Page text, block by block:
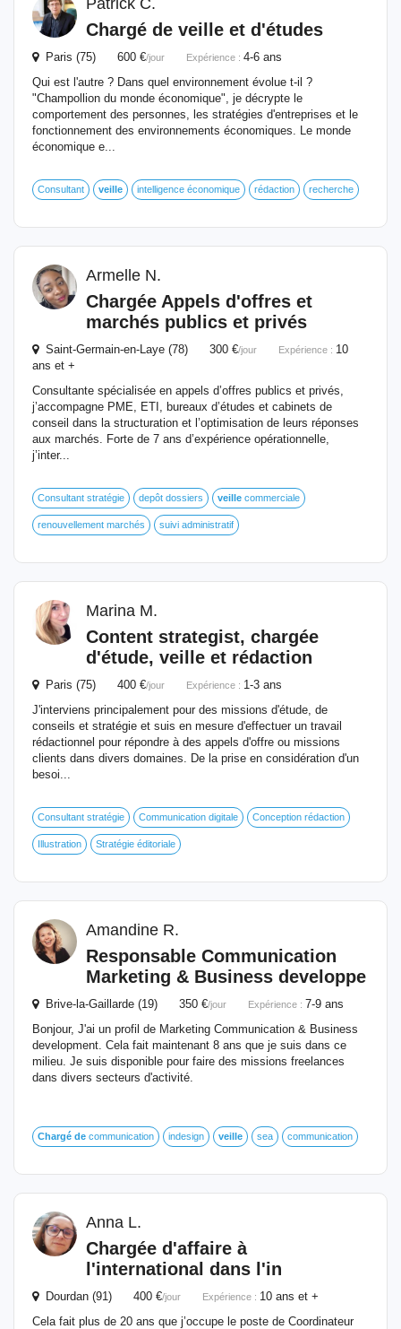
Patrick C.
Chargé de veille et d'études
Paris (75) 600 €/jour Expérience : 4-6 ans
Qui est l'autre ? Dans quel environnement évolue t-il ?
"Champollion du monde économique", je décrypte le
comportement des personnes, les stratégies d'entreprises et le
fonctionnement des environnements économiques. Le monde
économique e...
Consultant veille intelligence économique rédaction recherche
Armelle N.
Chargée Appels d'offres et
marchés publics et privés
Saint-Germain-en-Laye (78) 300 €/jour Expérience : 10
ans et +
Consultante spécialisée en appels d’offres publics et privés,
j’accompagne PME, ETI, bureaux d’études et cabinets de
conseil dans la structuration et l’optimisation de leurs réponses
aux marchés. Forte de 7 ans d’expérience opérationnelle,
j’inter...
Consultant stratégie depôt dossiers veille commerciale
renouvellement marchés suivi administratif
Marina M.
Content strategist, chargée
d'étude, veille et rédaction
Paris (75) 400 €/jour Expérience : 1-3 ans
J'interviens principalement pour des missions d'étude, de
conseils et stratégie et suis en mesure d'effectuer un travail
rédactionnel pour répondre à des appels d'offre ou missions
clients dans divers domaines. De la prise en considération d'un
besoi...
Consultant stratégie Communication digitale Conception rédaction
Illustration Stratégie éditoriale
Amandine R.
Responsable Communication
Marketing & Business developpe
Brive-la-Gaillarde (19) 350 €/jour Expérience : 7-9 ans
Bonjour, J'ai un profil de Marketing Communication & Business
development. Cela fait maintenant 8 ans que je suis dans ce
milieu. Je suis disponible pour faire des missions freelances
dans divers secteurs d'activité.
Chargé de communication indesign veille sea communication
Anna L.
Chargée d'affaire à
l'international dans l'in
Dourdan (91) 400 €/jour Expérience : 10 ans et +
Cela fait plus de 20 ans que j’occupe le poste de Coordinateur